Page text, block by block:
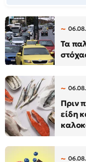
Τα
Πριν
είδη